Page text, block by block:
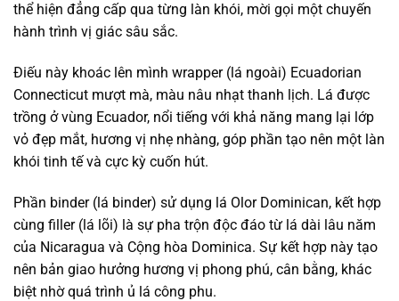
thể hiện đẳng cấp qua từng làn khói, mời gọi một chuyến
hành trình vị giác sâu sắc.
Điếu này khoác lên mình wrapper (lá ngoài) Ecuadorian
Connecticut mượt mà, màu nâu nhạt thanh lịch. Lá được
trồng ở vùng Ecuador, nổi tiếng với khả năng mang lại lớp
vỏ đẹp mắt, hương vị nhẹ nhàng, góp phần tạo nên một làn
khói tinh tế và cực kỳ cuốn hút.
Phần binder (lá binder) sử dụng lá Olor Dominican, kết hợp
cùng filler (lá lõi) là sự pha trộn độc đáo từ lá dài lâu năm
của Nicaragua và Cộng hòa Dominica. Sự kết hợp này tạo
nên bản giao hưởng hương vị phong phú, cân bằng, khác
biệt nhờ quá trình ủ lá công phu.